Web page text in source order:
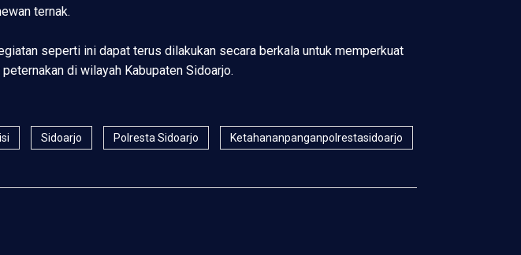
ternak.
seperti ini dapat terus dilakukan secara berkala untuk memperkuat
di wilayah Kabupaten Sidoarjo.
Sidoarjo Polresta Sidoarjo Ketahananpanganpolrestasidoarjo